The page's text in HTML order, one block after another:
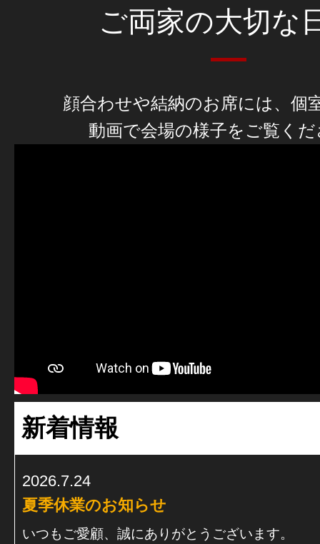
ご両家の大切な
顔合わせや結納のお席には、個
動画で会場の様子をご覧く
新着情報
2026.7.24
夏季休業のお知らせ
いつもご愛顧、誠にありがとうございます。